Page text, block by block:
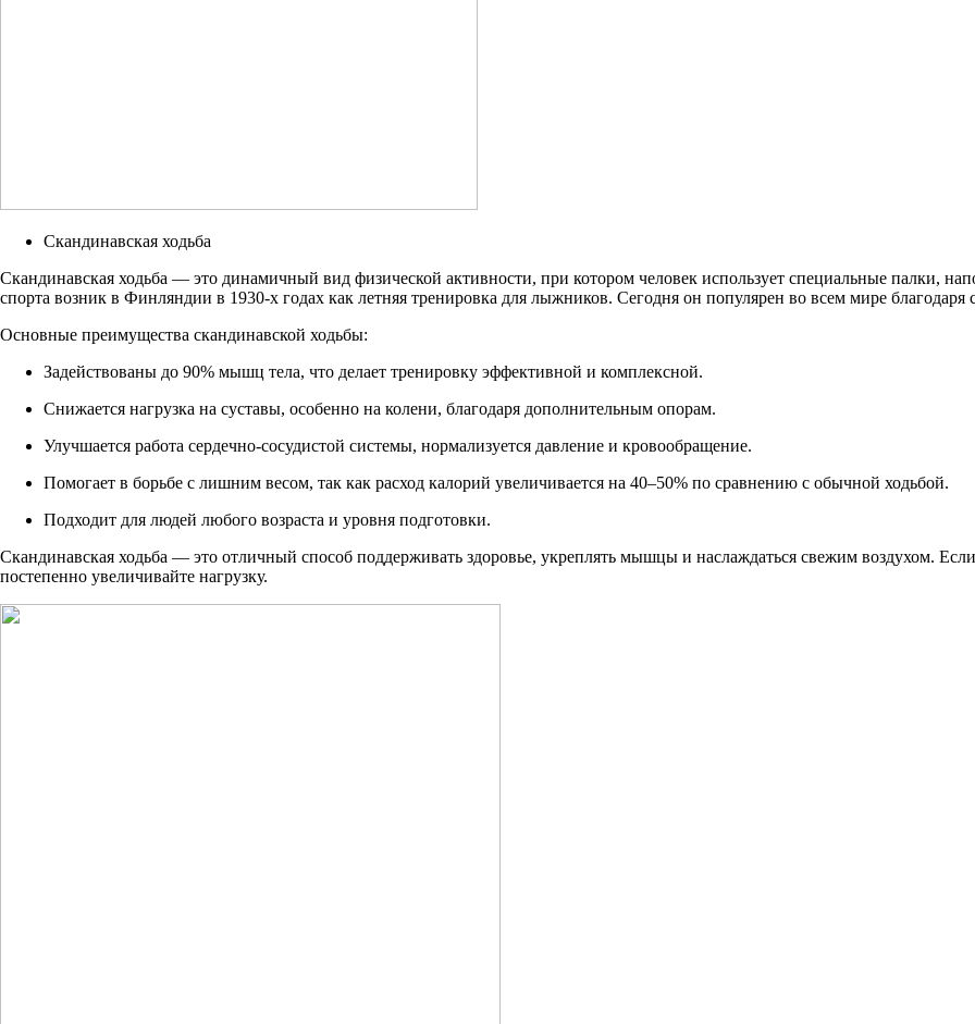
Скандинавская ходьба
Скандинавская ходьба — это динамичный вид физической активности, при котором человек использует специальные палки,
спорта возник в Финляндии в 1930-х годах как летняя тренировка для лыжников. Сегодня он популярен во всем мире благодаря
Основные преимущества скандинавской ходьбы:
Задействованы до 90% мышц тела, что делает тренировку эффективной и комплексной.
Снижается нагрузка на суставы, особенно на колени, благодаря дополнительным опорам.
Улучшается работа сердечно-сосудистой системы, нормализуется давление и кровообращение.
Помогает в борьбе с лишним весом, так как расход калорий увеличивается на 40–50% по сравнению с обычной ходьбой.
Подходит для людей любого возраста и уровня подготовки.
Скандинавская ходьба — это отличный способ поддерживать здоровье, укреплять мышцы и наслаждаться свежим воздухом.
постепенно увеличивайте нагрузку.